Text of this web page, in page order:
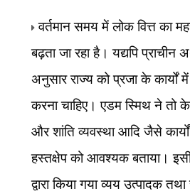
वर्तमान समय में लोक वित्त का
बढ़ता जा रहा है। यद्यपि प्राचीन
अनुसार राज्य को प्रजा के
करना चाहिए। एडम स्मिथ ने तो
और शांति व्यवस्था आदि जैसे
हस्तक्षेप को आवश्यक बताया। इसी
द्वारा किया गया व्यय उत्पादक तथा